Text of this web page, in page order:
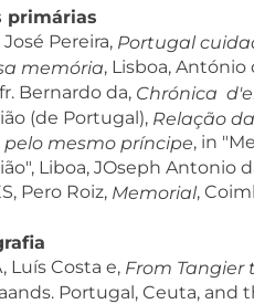
primárias
José Pereira, Portugal
memória, Lisboa, António
Bernardo da, Chrónica
(de Portugal), Relação
pelo mesmo príncipe, in
Liboa, JOseph Antonio
Pero Roiz, Memorial,
Luís Costa e, From Tangier
Portugal, Ceuta, and